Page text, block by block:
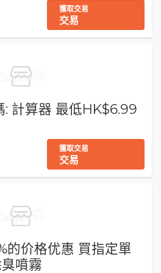
獲取交易
交易
計算器 最低HK$6.99
獲取交易
交易
的价格优惠 買指定單
噴霧